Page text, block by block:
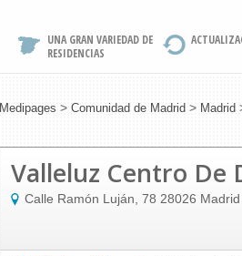
UNA GRAN VARIEDAD DE
RESIDENCIAS
Medipages > Comunidad de Madrid > Madrid
Valleluz Centro De
Calle Ramón Luján, 78 28026 Madrid